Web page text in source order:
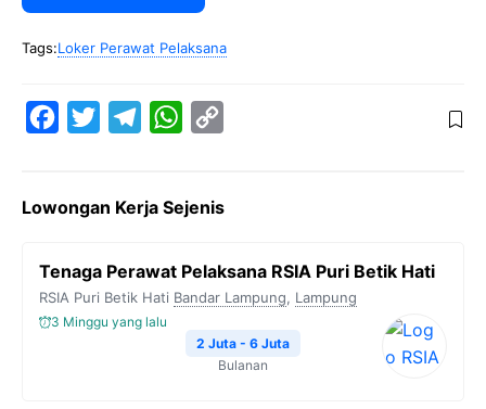
Tags:Loker Perawat Pelaksana
e
o
o
t
e
e
r
a
W
t
A
p
y
i
n
k
Lowongan Kerja Sejenis
Tenaga Perawat Pelaksana RSIA Puri Betik Hati
RSIA Puri Betik Hati Bandar Lampung, Lampung
3 Minggu yang lalu
2 Juta - 6 Juta
Bulanan